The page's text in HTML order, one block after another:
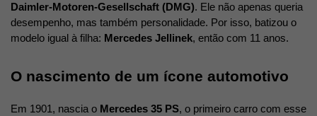
Daimler-Motoren-Gesellschaft (DMG). Ele não apenas queria
desempenho, mas também personalidade. Por isso, batizou o
modelo igual à filha: Mercedes Jellinek, então com 11 anos.
O nascimento de um ícone automotivo
Em 1901, nascia o Mercedes 35 PS, o primeiro carro com esse